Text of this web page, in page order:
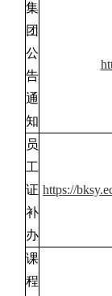
集
团
公
告
通
知
员
工
证
补
办
https://
课
程